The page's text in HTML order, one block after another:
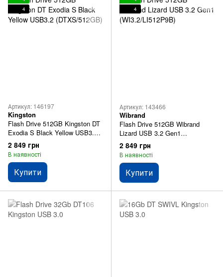
4
Артикул: 146197
Kingston
Flash Drive 512GB Kingston DT
Exodia S Black Yellow USB3.2
(DTXS/512GB)
2 849 грн
В наявності
Купити
4
Артикул: 143466
Wibrand
Flash Drive 512GB Wibrand
Lizard USB 3.2 Gen1
(WI3.2/LI512P9B)
2 849 грн
В наявності
Купити